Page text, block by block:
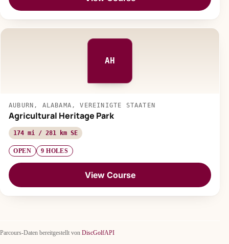
AH
AUBURN, ALABAMA, VEREINIGTE STAATEN
Agricultural Heritage Park
174 mi / 281 km SE
OPEN 9 HOLES
View Course
Parcours-Daten bereitgestellt von DiscGolfAPI